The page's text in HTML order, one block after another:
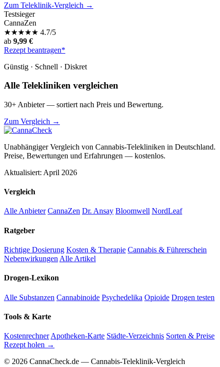
Zum Teleklinik-Vergleich →
Testsieger
CannaZen
★★★★★ 4.7/5
ab 9,99 €
Rezept beantragen*
Günstig · Schnell · Diskret
Alle Telekliniken vergleichen
30+ Anbieter — sortiert nach Preis und Bewertung.
Zum Vergleich →
Unabhängiger Vergleich von Cannabis-Telekliniken in Deutschland.
Preise, Bewertungen und Erfahrungen — kostenlos.
Aktualisiert: April 2026
Vergleich
Alle Anbieter CannaZen Dr. Ansay Bloomwell NordLeaf
Ratgeber
Richtige Dosierung Kosten & Therapie Cannabis & Führerschein
Nebenwirkungen Alle Artikel
Drogen-Lexikon
Alle Substanzen Cannabinoide Psychedelika Opioide Drogen testen
Tools & Karte
Kostenrechner Apotheken-Karte Städte-Verzeichnis Sorten & Preise
Rezept holen →
© 2026 CannaCheck.de — Cannabis-Teleklinik-Vergleich